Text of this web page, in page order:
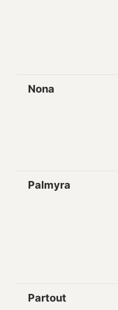
Nona
Palmyra
Partout